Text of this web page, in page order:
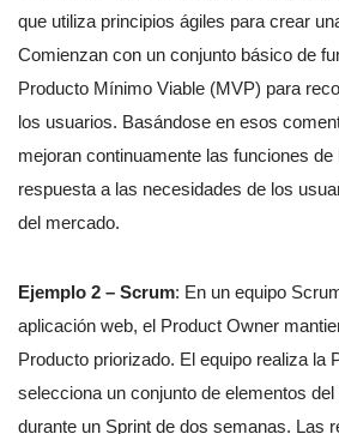
que utiliza principios ágiles para crear
Comienzan con un conjunto básico de
Producto Mínimo Viable (MVP) para
los usuarios. Basándose en esos
mejoran continuamente las funciones de
respuesta a las necesidades de los
del mercado.
Ejemplo 2 – Scrum: En un equipo
aplicación web, el Product Owner
Producto priorizado. El equipo realiza la
selecciona un conjunto de elementos
durante un Sprint de dos semanas. Las